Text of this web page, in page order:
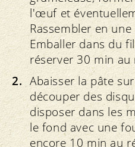
l'œuf et
Rassembler en
Emballer dans du
réserver 30 min
Abaisser la pâte
découper des
disposer dans les
le fond avec une
encore 10 min au